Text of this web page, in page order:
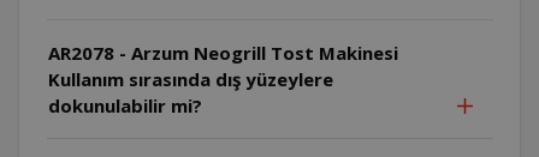
AR2078 - Arzum Neogrill Tost Makinesi
Kullanım sırasında dış yüzeylere
dokunulabilir mi?